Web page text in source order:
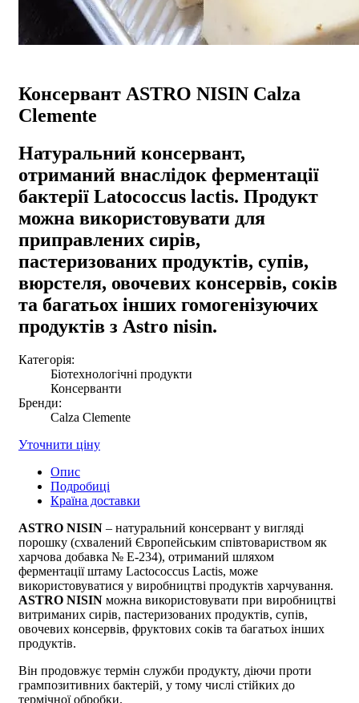
Консервант ASTRO NISIN Calza
Clemente
Натуральний консервант,
отриманий внаслідок ферментації
бактерії Latococcus lactis. Продукт
можна використовувати для
приправлених сирів,
пастеризованих продуктів, супів,
вюрстеля, овочевих консервів, соків
та багатьох інших гомогенізуючих
продуктів з Astro nisin.
Категорія:
Біотехнологічні продукти
Консерванти
Бренди:
Calza Clemente
Уточнити ціну
Опис
Подробиці
Країна доставки
ASTRO NISIN – натуральний консервант у вигляді
порошку (схвалений Європейським співтовариством як
харчова добавка № E-234), отриманий шляхом
ферментації штаму Lactococcus Lactis, може
використовуватися у виробництві продуктів харчування.
ASTRO NISIN можна використовувати при виробництві
витриманих сирів, пастеризованих продуктів, супів,
овочевих консервів, фруктових соків та багатьох інших
продуктів.
Він продовжує термін служби продукту, діючи проти
грампозитивних бактерій, у тому числі стійких до
термічної обробки.